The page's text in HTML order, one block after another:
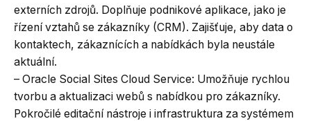
externích zdrojů. Doplňuje podnikové aplikace, jako je
řízení vztahů se zákazníky (CRM). Zajišťuje, aby data o
kontaktech, zákaznících a nabídkách byla neustále
aktuální.
– Oracle Social Sites Cloud Service: Umožňuje rychlou
tvorbu a aktualizaci webů s nabídkou pro zákazníky.
Pokročilé editační nástroje i infrastruktura za systémem